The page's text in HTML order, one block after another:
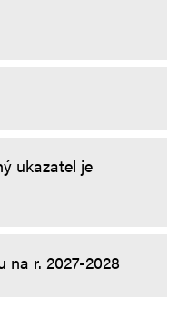
ukazatel je
na r. 2027-2028